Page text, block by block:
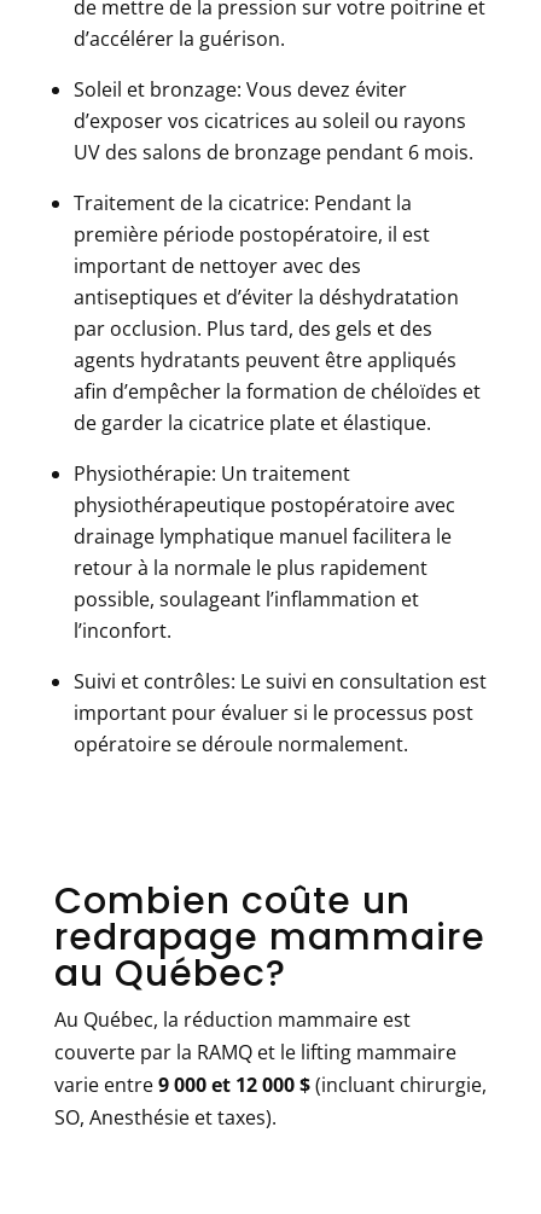
de mettre de la pression sur votre poitrine et
d’accélérer la guérison.
Soleil et bronzage: Vous devez éviter
d’exposer vos cicatrices au soleil ou rayons
UV des salons de bronzage pendant 6 mois.
Traitement de la cicatrice: Pendant la
première période postopératoire, il est
important de nettoyer avec des
antiseptiques et d’éviter la déshydratation
par occlusion. Plus tard, des gels et des
agents hydratants peuvent être appliqués
afin d’empêcher la formation de chéloïdes et
de garder la cicatrice plate et élastique.
Physiothérapie: Un traitement
physiothérapeutique postopératoire avec
drainage lymphatique manuel facilitera le
retour à la normale le plus rapidement
possible, soulageant l’inflammation et
l’inconfort.
Suivi et contrôles: Le suivi en consultation est
important pour évaluer si le processus post
opératoire se déroule normalement.
Combien coûte un
redrapage mammaire
au Québec?
Au Québec, la réduction mammaire est
couverte par la RAMQ et le lifting mammaire
varie entre9 000 et 12 000 $(incluant chirurgie,
SO, Anesthésie et taxes).